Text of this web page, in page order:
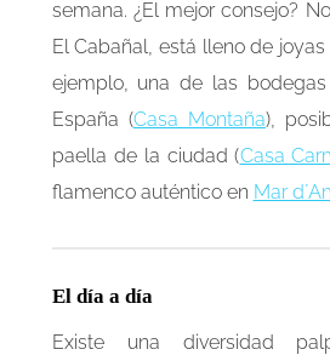
semana. ¿El mejor consejo?
El Cabañal, está lleno de
ejemplo, una de las
España (Casa Montaña),
paella de la ciudad (Casa
flamenco auténtico en Mar
El día a día
Existe una diversidad